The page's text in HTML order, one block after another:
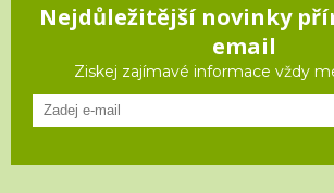
Nejdůležitější novinky
email
Ziskej zajímavé informace vždy